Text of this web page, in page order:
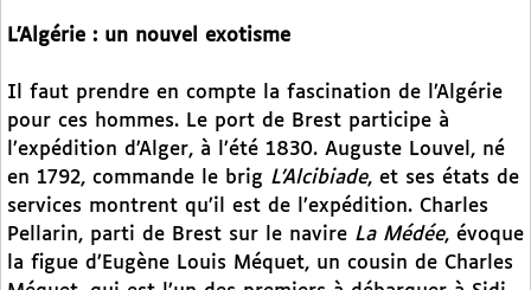
L’Algérie : un nouvel exotisme
Il faut prendre en compte la fascination de l’Algérie
pour ces hommes. Le port de Brest participe à
l’expédition d’Alger, à l’été 1830. Auguste Louvel, né
en 1792, commande le brig L’Alcibiade, et ses états de
services montrent qu’il est de l’expédition. Charles
Pellarin, parti de Brest sur le navire La Médée, évoque
la figue d’Eugène Louis Méquet, un cousin de Charles